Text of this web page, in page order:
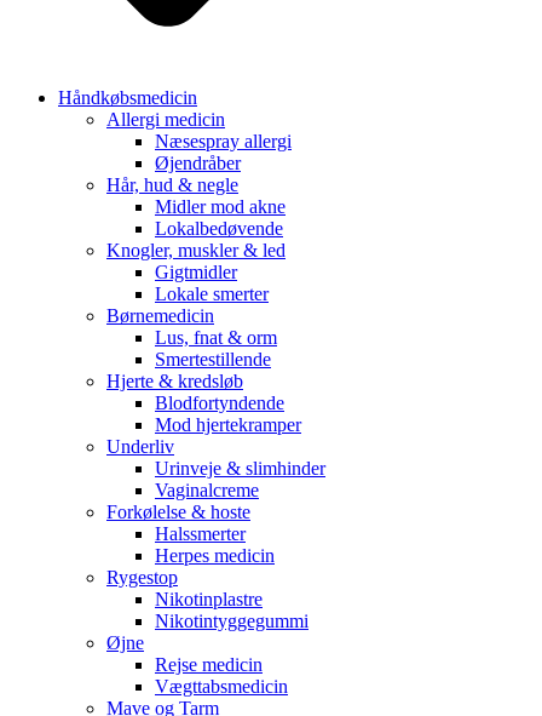
Håndkøbsmedicin
Allergi medicin
Næsespray allergi
Øjendråber
Hår, hud & negle
Midler mod akne
Lokalbedøvende
Knogler, muskler & led
Gigtmidler
Lokale smerter
Børnemedicin
Lus, fnat & orm
Smertestillende
Hjerte & kredsløb
Blodfortyndende
Mod hjertekramper
Underliv
Urinveje & slimhinder
Vaginalcreme
Forkølelse & hoste
Halssmerter
Herpes medicin
Rygestop
Nikotinplastre
Nikotintyggegummi
Øjne
Rejse medicin
Vægttabsmedicin
Mave og Tarm